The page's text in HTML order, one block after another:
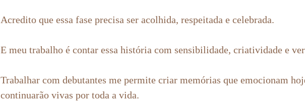
Acredito que essa fase precisa ser acolhida, respeitada e celebrada.
E meu trabalho é contar essa história com sensibilidade, criatividade e
Trabalhar com debutantes me permite criar memórias que emocionam
continuarão vivas por toda a vida.